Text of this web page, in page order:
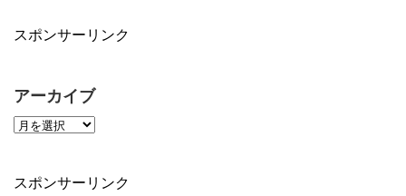
スポンサーリンク
アーカイブ
スポンサーリンク